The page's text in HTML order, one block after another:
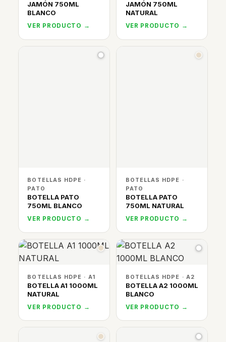
JAMÓN 750ML
BLANCO
VER PRODUCTO →
JAMÓN 750ML
NATURAL
VER PRODUCTO →
BOTELLAS HDPE ·
PATO
BOTELLA PATO
750ML BLANCO
VER PRODUCTO →
BOTELLAS HDPE ·
PATO
BOTELLA PATO
750ML NATURAL
VER PRODUCTO →
BOTELLAS HDPE · A1
BOTELLA A1 1000ML
NATURAL
VER PRODUCTO →
BOTELLAS HDPE · A2
BOTELLA A2 1000ML
BLANCO
VER PRODUCTO →